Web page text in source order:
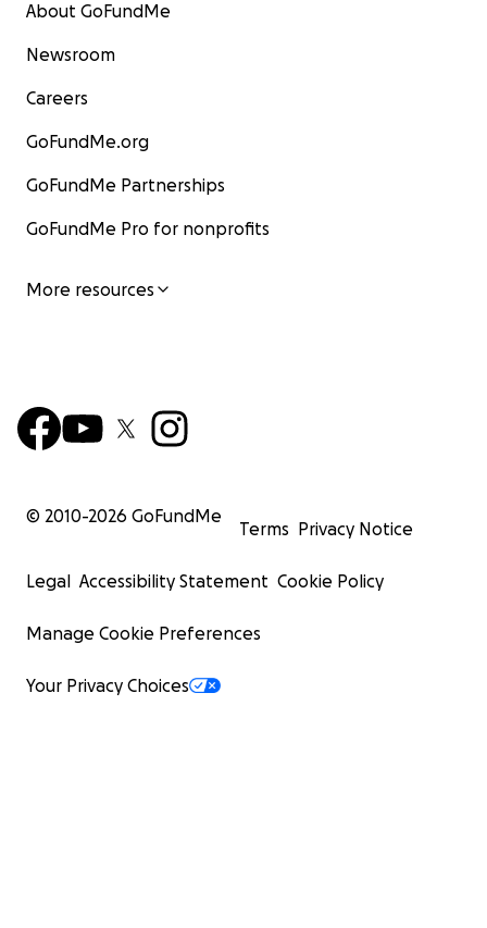
About GoFundMe
Newsroom
Careers
GoFundMe.org
GoFundMe Partnerships
GoFundMe Pro for nonprofits
More resources
© 2010-2026 GoFundMe
Terms Privacy Notice
Legal Accessibility Statement Cookie Policy
Manage Cookie Preferences
Your Privacy Choices